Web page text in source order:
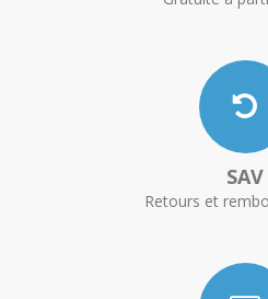
SAV
Retours et